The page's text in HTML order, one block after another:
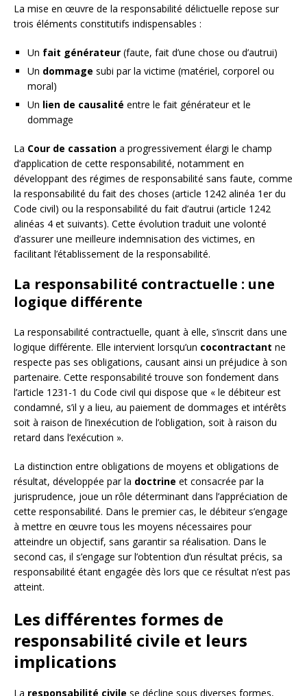
La mise en œuvre de la responsabilité délictuelle repose sur
trois éléments constitutifs indispensables :
Un fait générateur (faute, fait d’une chose ou d’autrui)
Un dommage subi par la victime (matériel, corporel ou
moral)
Un lien de causalité entre le fait générateur et le
dommage
La Cour de cassation a progressivement élargi le champ
d’application de cette responsabilité, notamment en
développant des régimes de responsabilité sans faute, comme
la responsabilité du fait des choses (article 1242 alinéa 1er du
Code civil) ou la responsabilité du fait d’autrui (article 1242
alinéas 4 et suivants). Cette évolution traduit une volonté
d’assurer une meilleure indemnisation des victimes, en
facilitant l’établissement de la responsabilité.
La responsabilité contractuelle : une
logique différente
La responsabilité contractuelle, quant à elle, s’inscrit dans une
logique différente. Elle intervient lorsqu’un cocontractant ne
respecte pas ses obligations, causant ainsi un préjudice à son
partenaire. Cette responsabilité trouve son fondement dans
l’article 1231-1 du Code civil qui dispose que « le débiteur est
condamné, s’il y a lieu, au paiement de dommages et intérêts
soit à raison de l’inexécution de l’obligation, soit à raison du
retard dans l’exécution ».
La distinction entre obligations de moyens et obligations de
résultat, développée par la doctrine et consacrée par la
jurisprudence, joue un rôle déterminant dans l’appréciation de
cette responsabilité. Dans le premier cas, le débiteur s’engage
à mettre en œuvre tous les moyens nécessaires pour
atteindre un objectif, sans garantir sa réalisation. Dans le
second cas, il s’engage sur l’obtention d’un résultat précis, sa
responsabilité étant engagée dès lors que ce résultat n’est pas
atteint.
Les différentes formes de
responsabilité civile et leurs
implications
La responsabilité civile se décline sous diverses formes,